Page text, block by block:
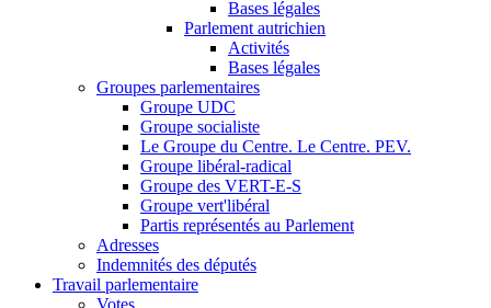
Bases légales
Parlement autrichien
Activités
Bases légales
Groupes parlementaires
Groupe UDC
Groupe socialiste
Le Groupe du Centre. Le Centre. PEV.
Groupe libéral-radical
Groupe des VERT-E-S
Groupe vert'libéral
Partis représentés au Parlement
Adresses
Indemnités des députés
Travail parlementaire